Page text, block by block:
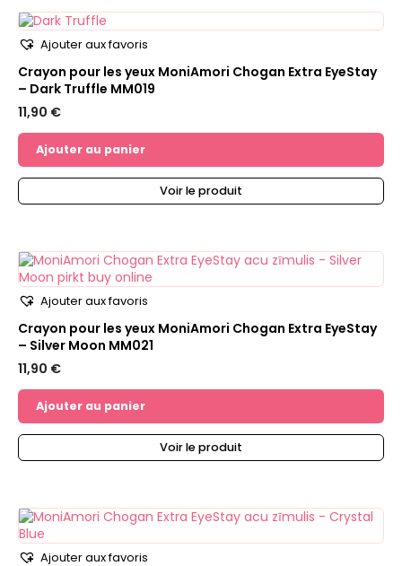
Ajouter aux favoris
Crayon pour les yeux MoniAmori Chogan Extra EyeStay
– Dark Truffle MM019
11,90 €
Ajouter au panier
Voir le produit
Ajouter aux favoris
Crayon pour les yeux MoniAmori Chogan Extra EyeStay
– Silver Moon MM021
11,90 €
Ajouter au panier
Voir le produit
Ajouter aux favoris